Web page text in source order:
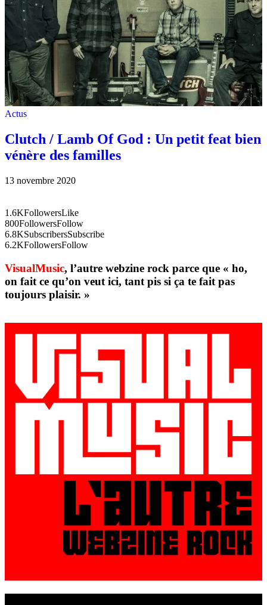
Actus
Clutch / Lamb Of God : Un petit feat bien
vénère des familles
13 novembre 2020
1.6KFollowersLike
800FollowersFollow
6.8KSubscribersSubscribe
6.2KFollowersFollow
VisualMusic, l’autre webzine rock parce que « ho,
on fait ce qu’on veut ici, tant pis si ça te fait pas
toujours plaisir. »